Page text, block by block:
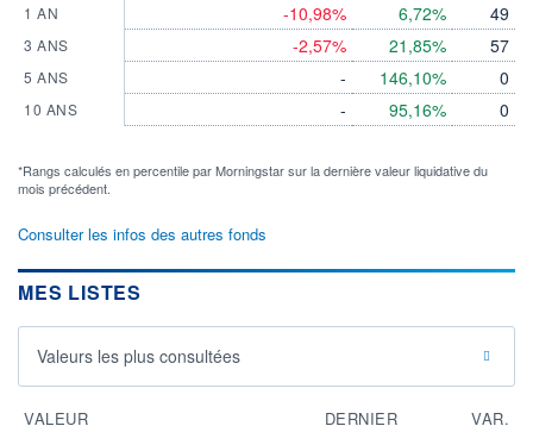
1 AN
3 ANS
5 ANS
10 ANS
-10,98%
-2,57%
-
-
6,72%
21,85%
146,10%
95,16%
49
57
0
0
*Rangs calculés en percentile par Morningstar sur la dernière valeur liquidative du
mois précédent.
Consulter les infos des autres fonds
MES LISTES
Valeurs les plus consultées
VALEUR DERNIER
VAR.